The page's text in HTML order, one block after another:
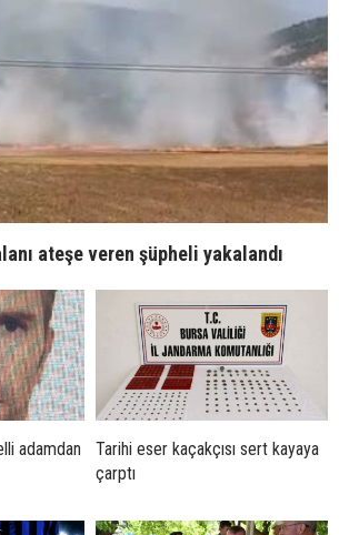
ateşe veren şüpheli yakalandı
adamdan
Tarihi eser kaçakçısı sert kayaya
çarptı